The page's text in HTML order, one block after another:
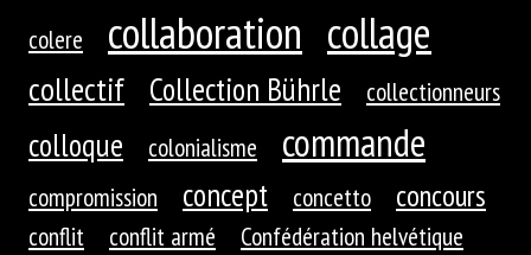
colere
collaboration collage
collectif Collection Bührle collectionneurs
colloque colonialisme commande
compromission concept concetto concours
conflit conflit armé Confédération helvétique